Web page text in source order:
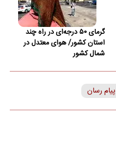
گرمای ۵۰ درجه‌ای در راه چند
استان کشور/ هوای معتدل در
شمال کشور
پیام رسان